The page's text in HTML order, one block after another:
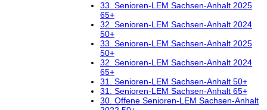
33. Senioren-LEM Sachsen-Anhalt 2025
65+
32. Senioren-LEM Sachsen-Anhalt 2024
50+
33. Senioren-LEM Sachsen-Anhalt 2025
50+
32. Senioren-LEM Sachsen-Anhalt 2024
65+
31. Senioren-LEM Sachsen-Anhalt 50+
31. Senioren-LEM Sachsen-Anhalt 65+
30. Offene Senioren-LEM Sachsen-Anhalt